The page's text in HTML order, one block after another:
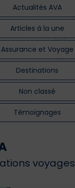
Actualités AVA
Articles à la une
Assurance et Voyage
Destinations
Non classé
Témoignages
voyages